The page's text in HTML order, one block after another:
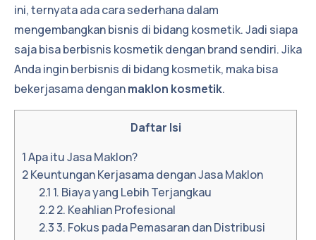
ini, ternyata ada cara sederhana dalam
mengembangkan bisnis di bidang kosmetik. Jadi siapa
saja bisa berbisnis kosmetik dengan brand sendiri. Jika
Anda ingin berbisnis di bidang kosmetik, maka bisa
bekerjasama denganmaklon kosmetik.
Daftar Isi
1Apa itu Jasa Maklon?
2Keuntungan Kerjasama dengan Jasa Maklon
2.1 1. Biaya yang Lebih Terjangkau
2.22. Keahlian Profesional
2.33. Fokus pada Pemasaran dan Distribusi